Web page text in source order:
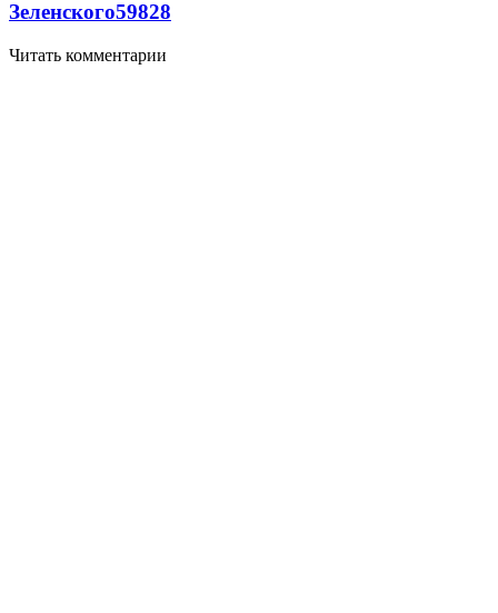
Зеленского59828
Читать комментарии